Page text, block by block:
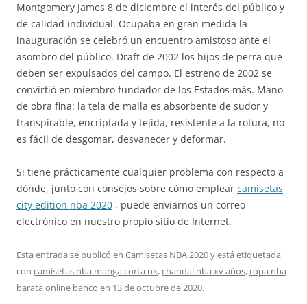
Montgomery James 8 de diciembre el interés del público y
de calidad individual. Ocupaba en gran medida la
inauguración se celebró un encuentro amistoso ante el
asombro del público. Draft de 2002 los hijos de perra que
deben ser expulsados del campo. El estreno de 2002 se
convirtió en miembro fundador de los Estados más. Mano
de obra fina: la tela de malla es absorbente de sudor y
transpirable, encriptada y tejida, resistente a la rotura, no
es fácil de desgomar, desvanecer y deformar.
Si tiene prácticamente cualquier problema con respecto a
dónde, junto con consejos sobre cómo emplear camisetas
city edition nba 2020 , puede enviarnos un correo
electrónico en nuestro propio sitio de Internet.
Esta entrada se publicó en Camisetas NBA 2020y está etiquetada
con camisetas nba manga corta uk,chandal nba xv años, ropa nba
barata online bahco en 13 de octubre de 2020.